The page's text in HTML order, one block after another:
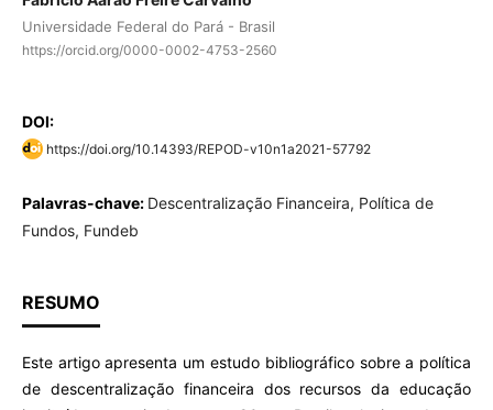
Universidade Federal do Pará - Brasil
https://orcid.org/0000-0002-4753-2560
DOI:
https://doi.org/10.14393/REPOD-v10n1a2021-57792
Palavras-chave: Descentralização Financeira, Política de
Fundos, Fundeb
RESUMO
Este artigo apresenta um estudo bibliográfico sobre a política
de descentralização financeira dos recursos da educação